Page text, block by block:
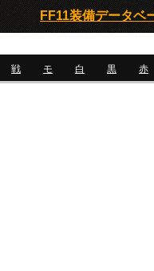
FF11装備データベ
戦 モ 白 黒 赤